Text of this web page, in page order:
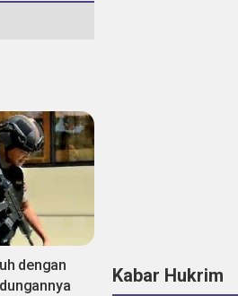
dengan
Kabar Hukrim